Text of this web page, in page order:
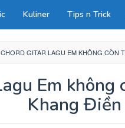
Kuliner Tips n Trick
CHORD GITAR LAGU EM KHÔNG CÒN
Em không
Khang Điền